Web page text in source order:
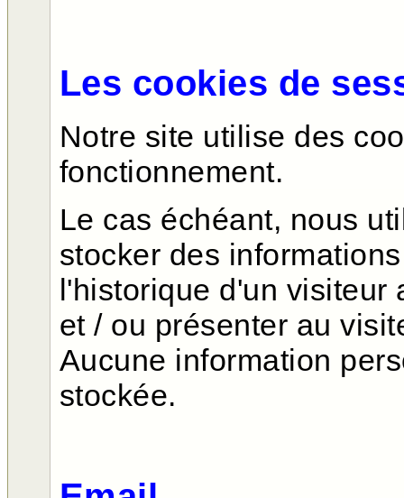
Les cookies de
Notre site utilise des
fonctionnement.
Le cas échéant, nous
stocker des
l'historique d'un visiteur
et / ou présenter au
Aucune information
stockée.